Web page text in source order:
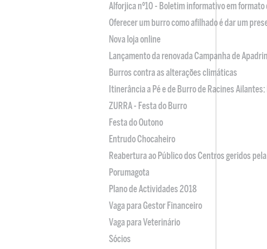
Alforjica nº10 - Boletim informativo em formato
Oferecer um burro como afilhado é dar um
Nova loja online
Lançamento da renovada Campanha de
Burros contra as alterações climáticas
Itinerância a Pé e de Burro de Racines
ZURRA - Festa do Burro
Festa do Outono
Entrudo Chocaheiro
Reabertura ao Público dos Centros geridos pela
Porumagota
Plano de Actividades 2018
Vaga para Gestor Financeiro
Vaga para Veterinário
Sócios